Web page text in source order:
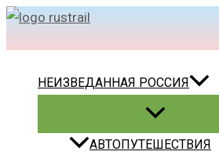
Перейти
НЕИЗВЕДАННАЯ РОССИЯ
АВТОПУТЕШЕСТВИЯ